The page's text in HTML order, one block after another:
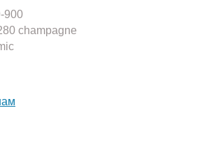
900
champagne